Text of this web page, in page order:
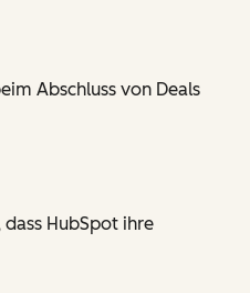
Abschluss von Deals
HubSpot ihre